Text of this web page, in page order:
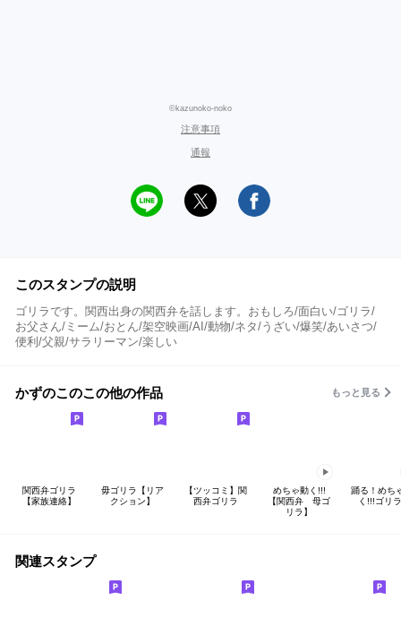
©kazunoko-noko
注意事項
通報
このスタンプの説明
ゴリラです。関西出身の関西弁を話します。おもしろ/面白い/ゴリラ/
お父さん/ミーム/おとん/架空映画/AI/動物/ネタ/うざい/爆笑/あいさつ/
便利/父親/サラリーマン/楽しい
かずのこのこの他の作品 もっと見る
関西弁ゴリラ
【家族連絡】
毋ゴリラ【リア
クション】
【ツッコミ】関
西弁ゴリラ
めちゃ動く!!!
【関西弁 母ゴ
リラ】
踊る！めち
く!!!ゴリ
関連スタンプ